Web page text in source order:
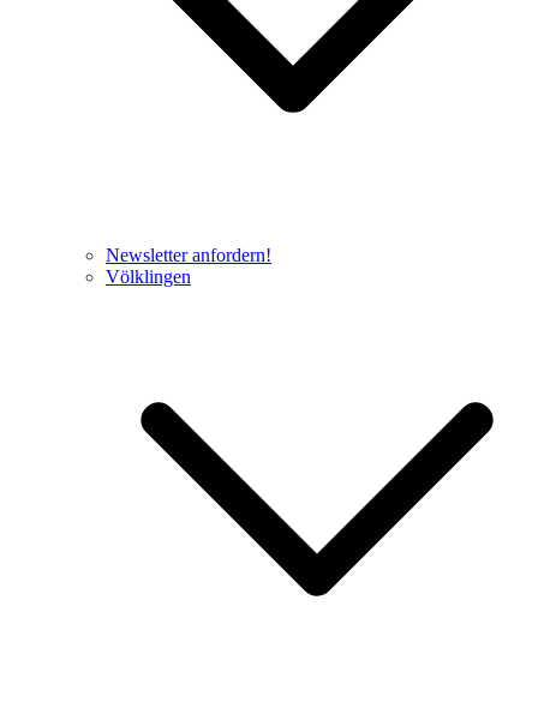
Newsletter anfordern!
Völklingen